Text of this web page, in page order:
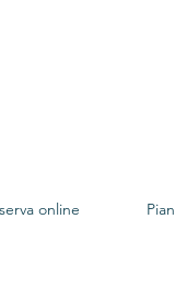
online